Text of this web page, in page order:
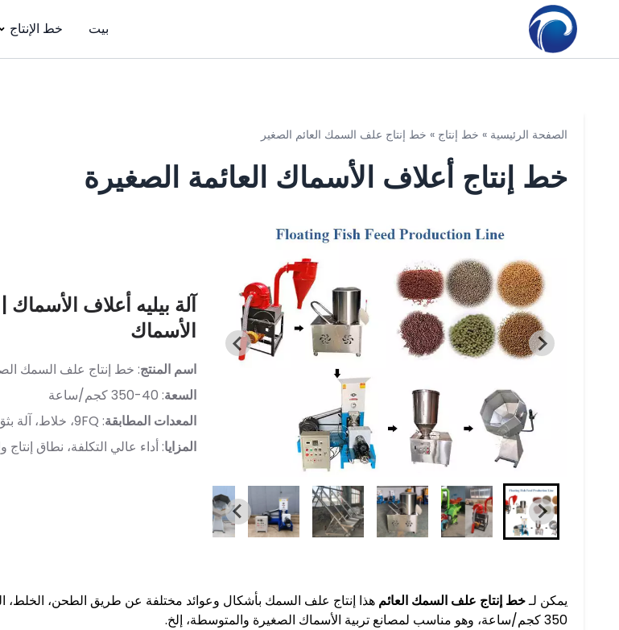
بيت خط الإنتاج
الصفحة الرئيسية » خط إنتاج » خط إنتاج علف السمك العائم الصغير
خط إنتاج أعلاف الأسماك العائمة الصغيرة
آلة بيليه أعلاف الأسماك
الأسماك
اسم المنتج: خط إنتاج علف السمك
السعة: 40-350 كجم/ساعة
المعدات المطابقة: 9FQ، خلاط، آلة بثق علف السمك، آلة تجفيف
المزايا: أداء عالي التكلفة، نطاق
يمكن لـخط إنتاج علف السمك العائم
350 كجم/ساعة، وهو مناسب لمصانع تربية الأسماك الصغيرة والمتوسطة، إلخ.